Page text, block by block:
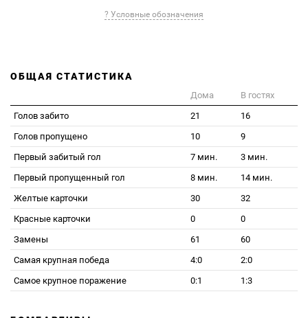
? Условные обозначения
ОБЩАЯ СТАТИСТИКА
Дома
В гостях
Голов забито
21
16
Голов пропущено
10
9
Первый забитый гол
7 мин.
3 мин.
Первый пропущенный гол
8 мин.
14 мин.
Желтые карточки
30
32
Красные карточки
0
0
Замены
61
60
Самая крупная победа
4:0
2:0
Самое крупное поражение
0:1 1:3